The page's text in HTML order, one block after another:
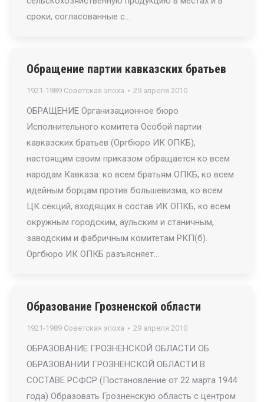
сроки, согласованные с…
Обращение партии кавказских братьев
1921-1989 Советская эпоха 29 апреля 2010
ОБРАЩЕНИЕ Организационное бюро
Исполнительного комитета Особой партии
кавказских братьев (Оргбюро ИК ОПКБ),
настоящим своим приказом обращается ко всем
народам Кавказа: ко всем братьям ОПКБ, ко всем
идейным борцам против большевизма, ко всем
ЦК секций, входящих в состав ИК ОПКБ, ко всем
окружным городским, аульским и станичным,
заводским и фабричным комитетам РКП(б).
Оргбюро ИК ОПКБ разъясняет…
Образование Грозненской области
1921-1989 Советская эпоха 29 апреля 2010
ОБРАЗОВАНИЕ ГРОЗНЕНСКОЙ ОБЛАСТИ ОБ
ОБРАЗОВАНИИ ГРОЗНЕНСКОЙ ОБЛАСТИ В
СОСТАВЕ РСФСР (Постановление от 22 марта 1944
года) Образовать Грозненскую область с центром